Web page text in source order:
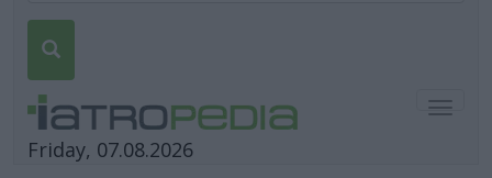
Friday, 07.08.2026